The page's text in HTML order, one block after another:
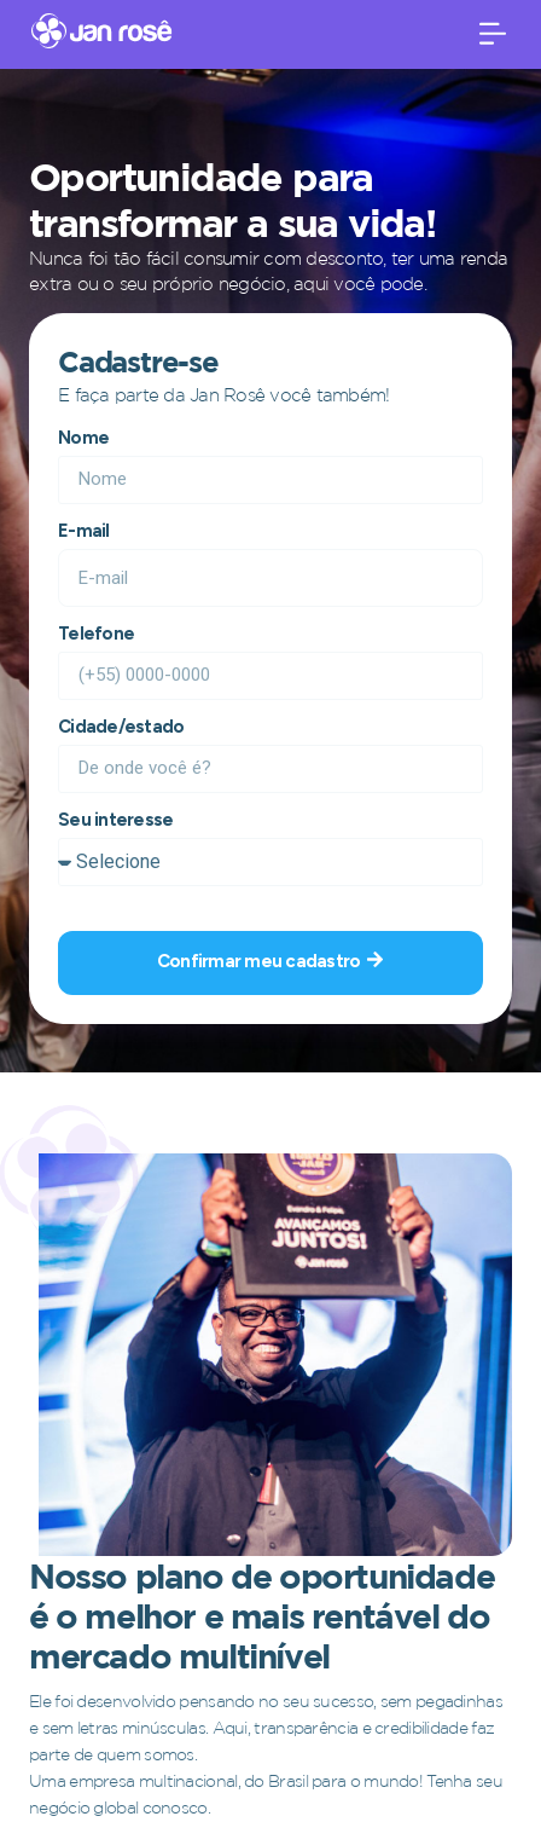
Oportunidade para
transformar a sua vida!
Nunca foi tão fácil consumir com desconto, ter uma renda
extra ou o seu próprio negócio, aqui você pode.
Cadastre-se
E faça parte da Jan Rosê você também!
Nome
E-mail
Telefone
Cidade/estado
Seu interesse
Confirmar meu cadastro
Nosso plano de oportunidade
é o melhor e mais rentável do
mercado multinível
Ele foi desenvolvido pensando no seu sucesso, sem pegadinhas
e sem letras minúsculas. Aqui, transparência e credibilidade faz
parte de quem somos.
Uma empresa multinacional, do Brasil para o mundo! Tenha seu
negócio global conosco.